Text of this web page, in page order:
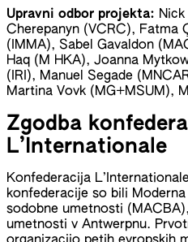
Upravni odbor projekta:
Cherepanyn (VCRC), Fatma
(IMMA), Sabel Gavaldon
Haq (M HKA), Joanna
(IRI), Manuel Segade
Martina Vovk (MG+MSUM),
Zgodba
L’Internationale
Konfederacija
konfederacije so bili
sodobne umetnosti
umetnosti v Antwerpnu.